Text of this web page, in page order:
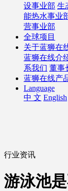
设事业部 生
能热水事业
营事业部
全球项目
关于蓝狮在
蓝狮在线介
系我们 董事
蓝狮在线产
Language
中 文 English
行业资讯
游泳池